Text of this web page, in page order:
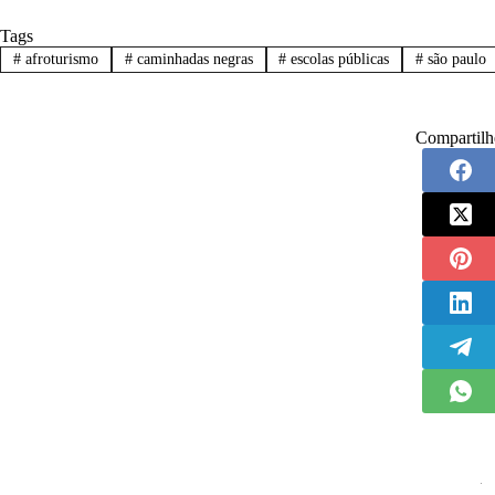
Tags
#afroturismo #caminhadas negras # escolas públicas # são paulo